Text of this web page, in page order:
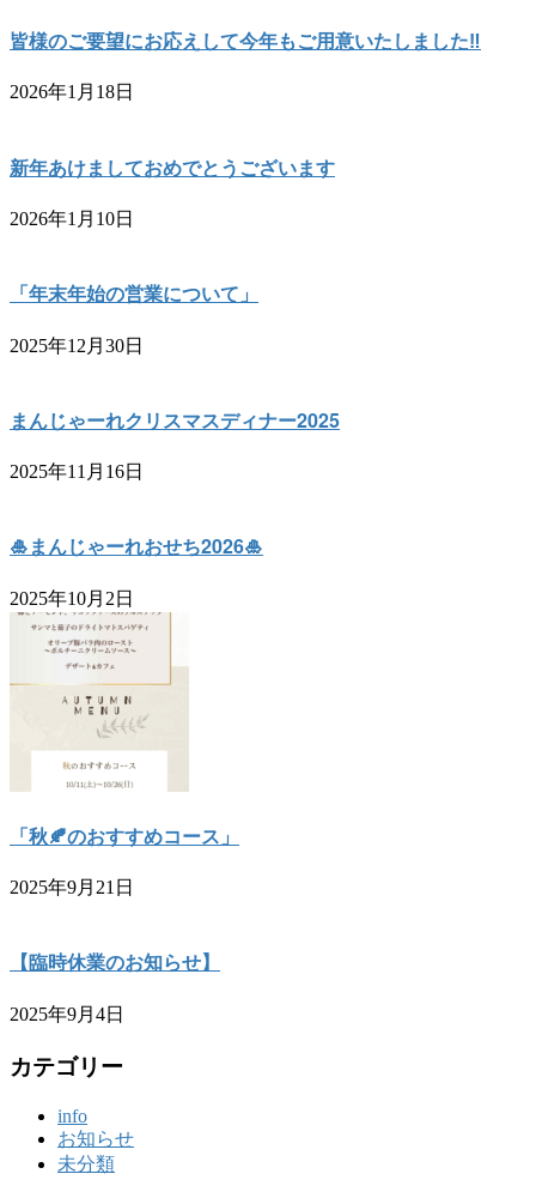
皆様のご要望にお応えして今年もご用意いたしました‼︎
2026年1月18日
新年あけましておめでとうございます
2026年1月10日
「年末年始の営業について」
2025年12月30日
まんじゃーれクリスマスディナー2025
2025年11月16日
🎍まんじゃーれおせち2026🎍
2025年10月2日
「秋🍂のおすすめコース」
2025年9月21日
【臨時休業のお知らせ】
2025年9月4日
カテゴリー
info
お知らせ
未分類